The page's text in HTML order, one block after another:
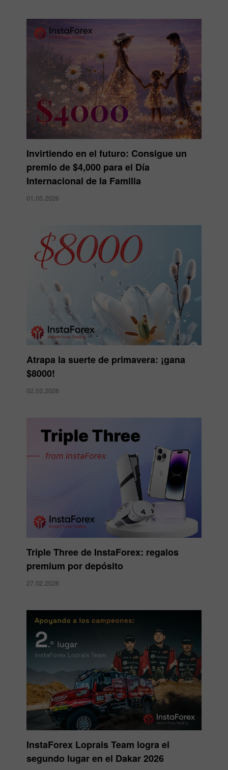
Invirtiendo en el futuro: Consigue un
premio de $4,000 para el Día
Internacional de la Familia
01.05.2026
Atrapa la suerte de primavera: ¡gana
$8000!
02.03.2026
Triple Three de InstaForex: regalos
premium por depósito
27.02.2026
InstaForex Loprais Team logra el
segundo lugar en el Dakar 2026